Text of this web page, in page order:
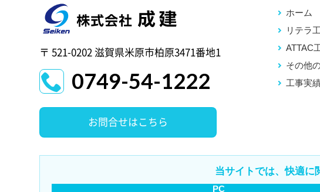
〒 521-0202 滋賀県米原市柏原3471番地1
0749-54-1222
お問合せはこちら
ホーム
リテラ
ATTAC
その他
工事実
当サイトでは、快適に
PC